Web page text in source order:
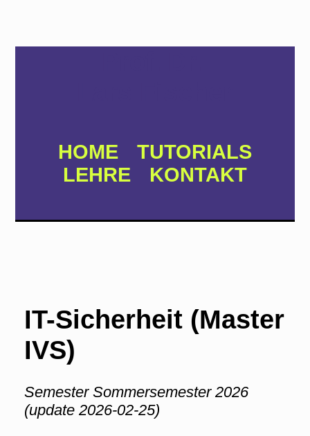
HOME
TUTORIALS
LEHRE
KONTAKT
IT-Sicherheit (Master
IVS)
Semester Sommersemester 2026
(update 2026-02-25)